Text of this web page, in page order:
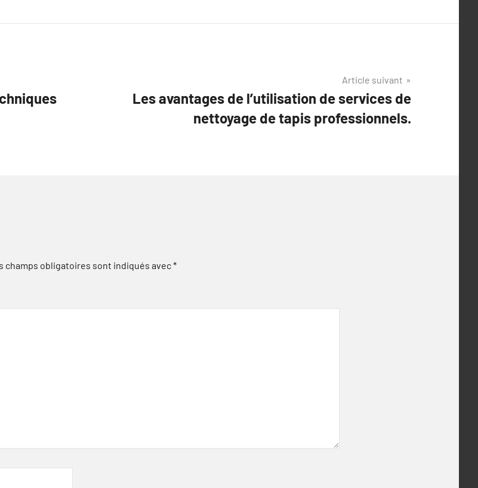
Article suivant
Les avantages de l’utilisation de services de
nettoyage de tapis professionnels.
champs obligatoires sont indiqués avec*